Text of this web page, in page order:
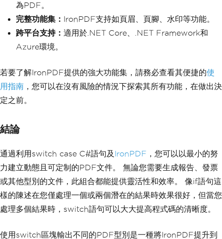
"Invoice" :
string invoiceHtml =
"
<h1>Invoice</h1><p>This is a dynamical
ly generated invoice.</p>"
l);
oice.pdf");
= renderer.RenderHtmlAsPdf(defaultHtm
l);
                defaultPdf
. SaveAs
ault.pdf");
break;
}
為PDF。
完整功能集： IronPDF支持如頁眉、頁腳、水印等功能。
跨平台支持： 適用於.NET Core、.NET Framework和
Azure環境。
若要了解IronPDF提供的強大功能集，請務必查看其便捷的使
用指南 ，您可以在沒有風險的情況下探索其所有功能，在做出決
定之前。
結論
通過利用switch case C#語句及 IronPDF ，您可以以最小的努
力建立動態且可定制的PDF文件。 無論您需要生成報告、發票
或其他型別的文件，此組合都能提供靈活性和效率。 像if語句這
樣的陳述在您僅處理一個或兩個潛在的結果時效果很好，但當您
處理多個結果時，switch語句可以大大提高程式碼的清晰度。
使用switch區塊輸出不同的PDF型別是一種將IronPDF提升到